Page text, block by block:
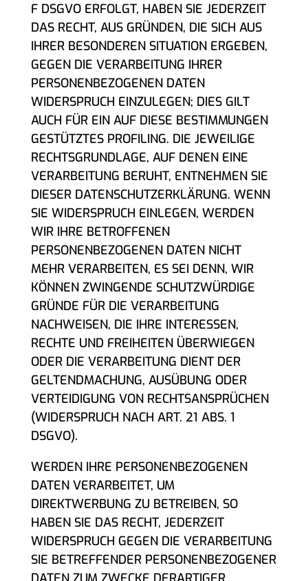
F DSGVO ERFOLGT, HABEN SIE JEDERZEIT
DAS RECHT, AUS GRÜNDEN, DIE SICH AUS
IHRER BESONDEREN SITUATION ERGEBEN,
GEGEN DIE VERARBEITUNG IHRER
PERSONENBEZOGENEN DATEN
WIDERSPRUCH EINZULEGEN; DIES GILT
AUCH FÜR EIN AUF DIESE BESTIMMUNGEN
GESTÜTZTES PROFILING. DIE JEWEILIGE
RECHTSGRUNDLAGE, AUF DENEN EINE
VERARBEITUNG BERUHT, ENTNEHMEN SIE
DIESER DATENSCHUTZERKLÄRUNG. WENN
SIE WIDERSPRUCH EINLEGEN, WERDEN
WIR IHRE BETROFFENEN
PERSONENBEZOGENEN DATEN NICHT
MEHR VERARBEITEN, ES SEI DENN, WIR
KÖNNEN ZWINGENDE SCHUTZWÜRDIGE
GRÜNDE FÜR DIE VERARBEITUNG
NACHWEISEN, DIE IHRE INTERESSEN,
RECHTE UND FREIHEITEN ÜBERWIEGEN
ODER DIE VERARBEITUNG DIENT DER
GELTENDMACHUNG, AUSÜBUNG ODER
VERTEIDIGUNG VON RECHTSANSPRÜCHEN
(WIDERSPRUCH NACH ART. 21 ABS. 1
DSGVO).
WERDEN IHRE PERSONENBEZOGENEN
DATEN VERARBEITET, UM
DIREKTWERBUNG ZU BETREIBEN, SO
HABEN SIE DAS RECHT, JEDERZEIT
WIDERSPRUCH GEGEN DIE VERARBEITUNG
SIE BETREFFENDER PERSONENBEZOGENER